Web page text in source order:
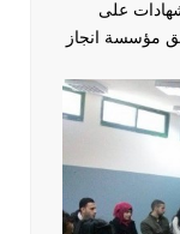
على
مؤسسة انجاز